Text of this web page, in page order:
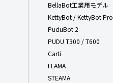
BellaBot工業用モデル
KettyBot / KettyBot Pro
PuduBot 2
PUDU T300 / T600
Carti
FLAMA
STEAMA